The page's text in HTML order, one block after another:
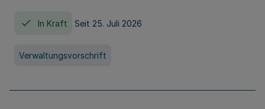
In Kraft Seit 25. Juli 2026
Verwaltungsvorschrift